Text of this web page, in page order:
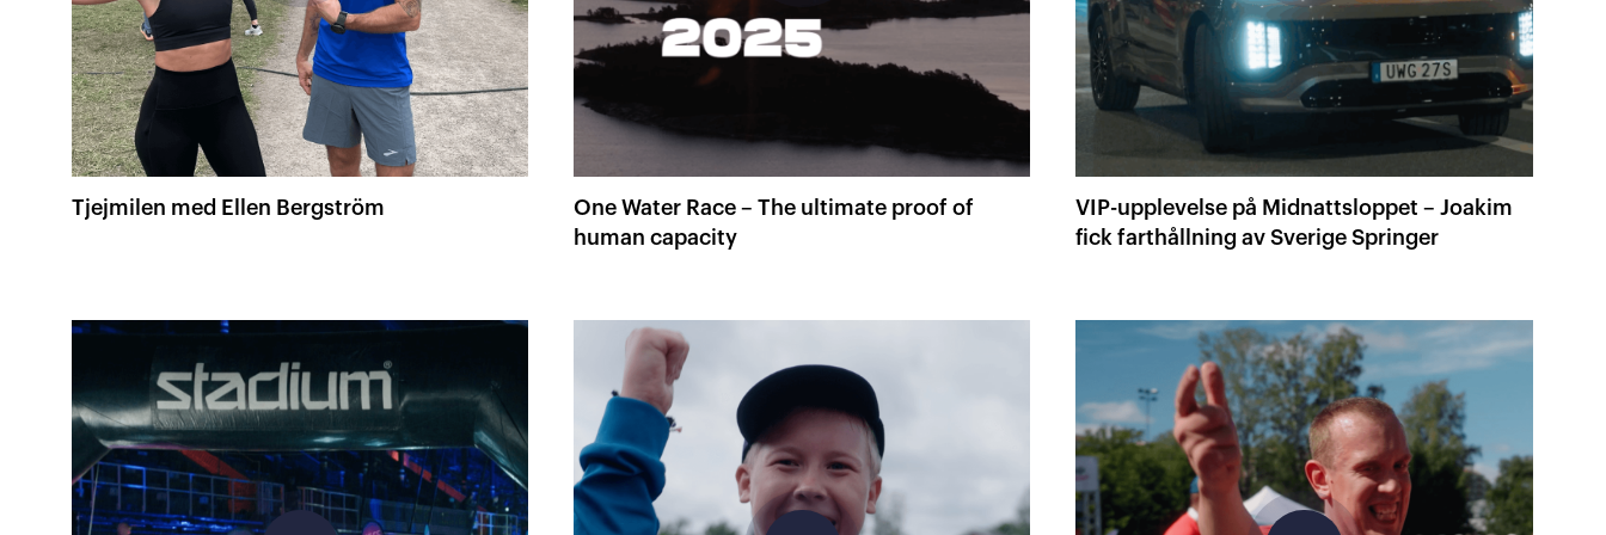
Tjejmilen med Ellen Bergström
One Water Race – The ultimate proof of
human capacity
VIP-upplevelse på Midnattsloppet – Joakim
fick farthållning av Sverige Springer